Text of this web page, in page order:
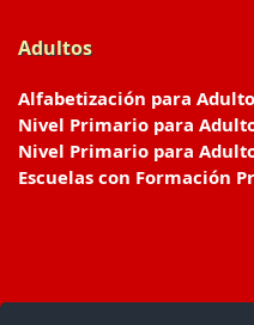
Adultos
Alfabetización para
Nivel Primario para
Nivel Primario para
Escuelas con Formación